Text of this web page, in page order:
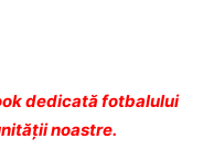
dedicată fotbalului
noastre.